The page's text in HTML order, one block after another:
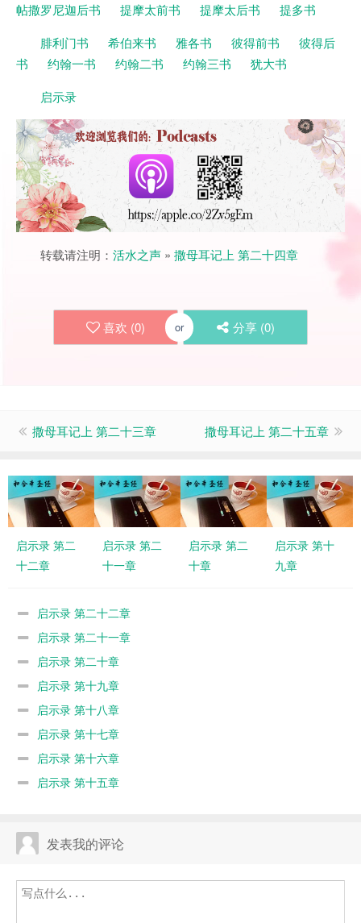
帖撒罗尼迦后书
提摩太前书 提摩太后书
提多书
腓利门书
希伯来书 雅各书 彼得前书
彼得后
书
约翰一书 约翰二书 约翰三书
犹大书
启示录
转载请注明： 活水之声 » 撒母耳记上 第二十四章
喜欢 (0) or 分享 (0)
撒母耳记上 第二十三章 撒母耳记上 第二十五章
启示录 第二
十二章
启示录 第二
十一章
启示录 第二
十章
启示录 第十
九章
启示录 第二十二章
启示录 第二十一章
启示录 第二十章
启示录 第十九章
启示录 第十八章
启示录 第十七章
启示录 第十六章
启示录 第十五章
发表我的评论